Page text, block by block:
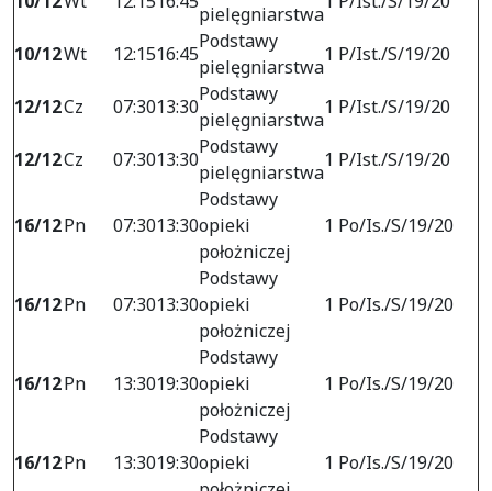
pielęgniarstwa
10/12Wt 12:1516:45
Podstawy
pielęgniarstwa
1 P/Ist./S/19/20
12/12Cz 07:3013:30
Podstawy
pielęgniarstwa
1 P/Ist./S/19/20
12/12Cz 07:3013:30
Podstawy
pielęgniarstwa
1 P/Ist./S/19/20
16/12Pn 07:3013:30
Podstawy
opieki
położniczej
1 Po/Is./S/19/20
16/12Pn 07:3013:30
Podstawy
opieki
położniczej
1 Po/Is./S/19/20
16/12Pn 13:3019:30
Podstawy
opieki
położniczej
1 Po/Is./S/19/20
16/12Pn 13:3019:30
Podstawy
opieki
1 Po/Is./S/19/20